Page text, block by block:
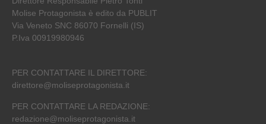
Molise Protagonista è edito da PUBLIT
Via Veneto SNC 86070 Fornelli (IS)
P.Iva 00919980946
PER CONTATTARE IL DIRETTORE:
direttore@moliseprotagonista.it
PER CONTATTARE LA REDAZIONE:
redazione@moliseprotagonista.it